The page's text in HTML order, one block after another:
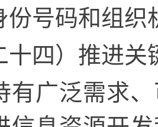
份号码和组
十四）推进
有广泛需求